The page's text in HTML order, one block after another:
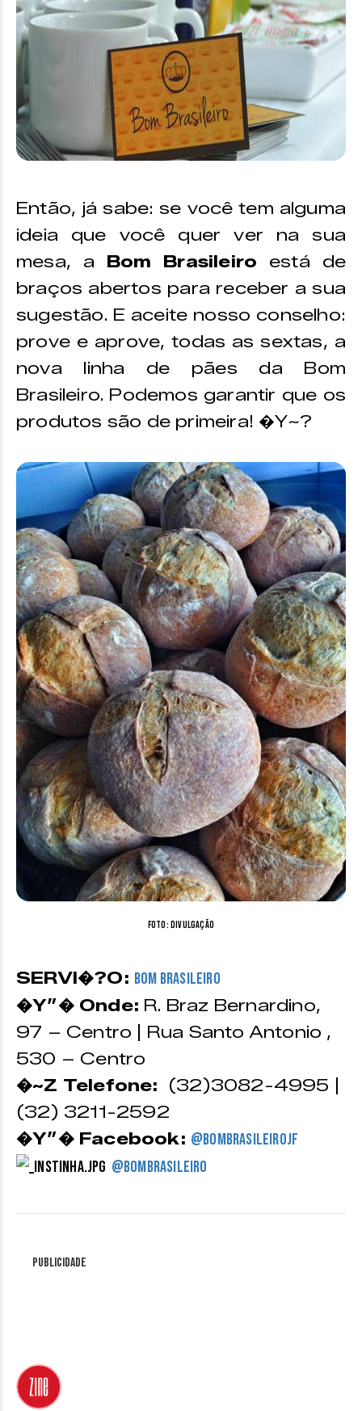
Então, já sabe: se você tem alguma
ideia que você quer ver na sua
mesa, a Bom Brasileiro está de
braços abertos para receber a sua
sugestão. E aceite nosso conselho:
prove e aprove, todas as sextas, a
nova linha de pães da Bom
Brasileiro. Podemos garantir que os
produtos são de primeira! �Y~?
Foto: divulgação
SERVI�?O: Bom Brasileiro
�Y”� Onde: R. Braz Bernardino,
97 – Centro | Rua Santo Antonio ,
530 – Centro
�~Z️ Telefone:
(32)3082-4995 |
(32) 3211-2592
�Y”� Facebook: @bombrasileirojf
@bombrasileiro
Publicidade